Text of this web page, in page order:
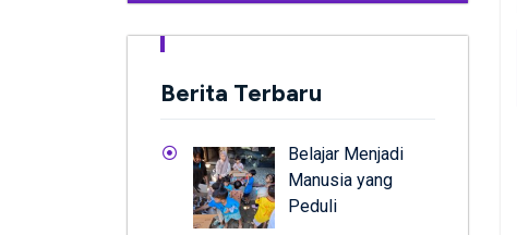
Berita Terbaru
Belajar Menjadi
Manusia yang
Peduli